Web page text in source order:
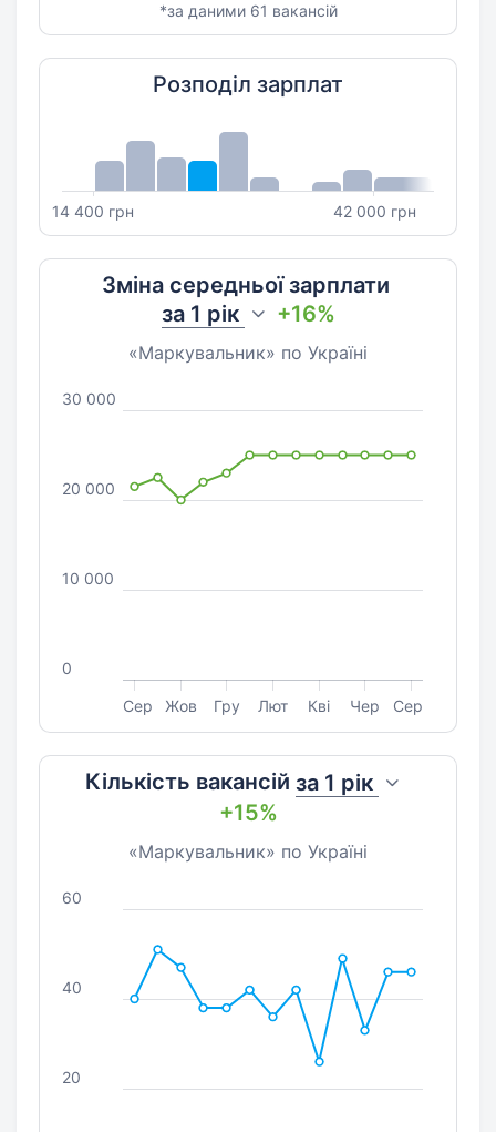
*за даними 61 вакансій
Розподіл зарплат
14 400 грн 42 000 грн
Зміна середньої зарплати
за 1 рік +16%
«Маркувальник» по Україні
Сер Жов Гру Лют Кві Чер Сер
0
10 000
20 000
30 000
Кількість вакансій за 1 рік
+15%
«Маркувальник» по Україні
20
40
60